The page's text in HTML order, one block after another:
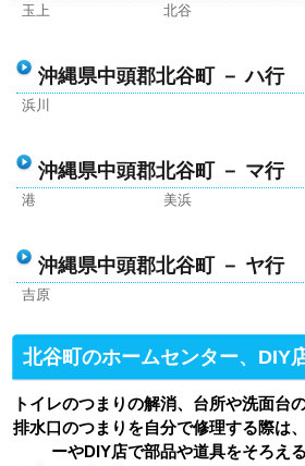
玉上 北谷
沖縄県中頭郡北谷町 － ハ行
浜川
沖縄県中頭郡北谷町 － マ行
港 美浜
沖縄県中頭郡北谷町 － ヤ行
吉原
北谷町のホームセンター、DIY
トイレのつまりの解消、台所や洗面台
排水口のつまりを自分で修理する際は
ーやDIY店で部品や道具をそろえ